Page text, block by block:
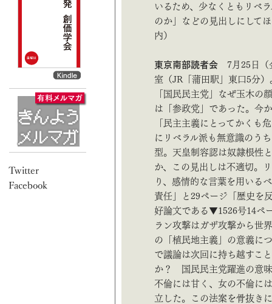
いるため、少なくともリベ
のか」などの見出しにして
内）
東京南部読者会 7月25日（
室（JR「蒲田駅」東口5分
「国民民主党」なぜ玉木
は「参政党」であった。今
「民主主義にとってかくも
にリベラル派も無意識のう
型。天皇制容認は奴隷根性
か、この見出しは不適切。
り、感情的な言葉を用いる
責任」と29ページ「歴史を
好論文である▼1526号14ペ
ラン攻撃はガザ攻撃から世
の「植民地主義」の意義に
で議論は次回に持ち越すこ
か？ 国民民主党躍進の意
不倫には甘く、女の不倫に
立した。この法案を骨抜き